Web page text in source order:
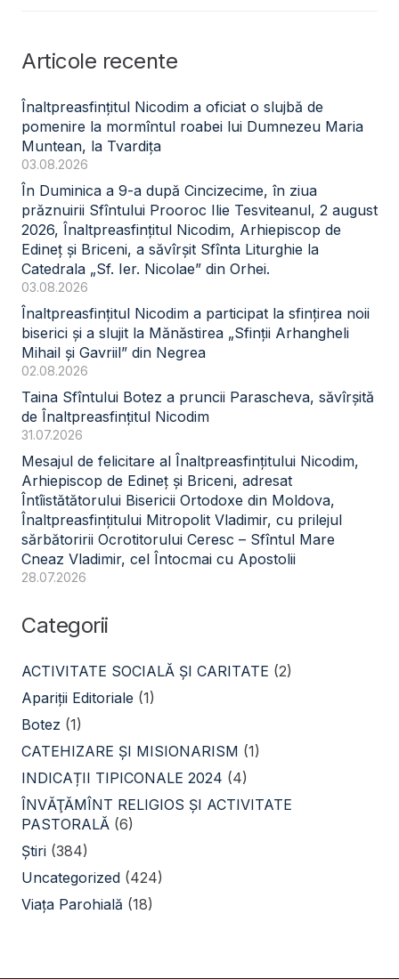
Articole recente
Înaltpreasfințitul Nicodim a oficiat o slujbă de
pomenire la mormîntul roabei lui Dumnezeu Maria
Muntean, la Tvardița
03.08.2026
În Duminica a 9-a după Cincizecime, în ziua
prăznuirii Sfîntului Prooroc Ilie Tesviteanul, 2 august
2026, Înaltpreasfințitul Nicodim, Arhiepiscop de
Edineț și Briceni, a săvîrșit Sfînta Liturghie la
Catedrala „Sf. Ier. Nicolae” din Orhei.
03.08.2026
Înaltpreasfințitul Nicodim a participat la sfințirea noii
biserici și a slujit la Mănăstirea „Sfinții Arhangheli
Mihail și Gavriil” din Negrea
02.08.2026
Taina Sfîntului Botez a pruncii Parascheva, săvîrșită
de Înaltpreasfințitul Nicodim
31.07.2026
Mesajul de felicitare al Înaltpreasfințitului Nicodim,
Arhiepiscop de Edineț și Briceni, adresat
Întîistătătorului Bisericii Ortodoxe din Moldova,
Înaltpreasfințitului Mitropolit Vladimir, cu prilejul
sărbătoririi Ocrotitorului Ceresc – Sfîntul Mare
Cneaz Vladimir, cel Întocmai cu Apostolii
28.07.2026
Categorii
ACTIVITATE SOCIALĂ ŞI CARITATE (2)
Apariții Editoriale (1)
Botez (1)
CATEHIZARE ŞI MISIONARISM (1)
INDICAȚII TIPICONALE 2024 (4)
ÎNVĂŢĂMÎNT RELIGIOS ŞI ACTIVITATE
PASTORALĂ (6)
Știri (384)
Uncategorized (424)
Viața Parohială (18)